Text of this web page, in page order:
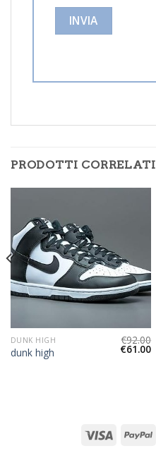
PRODOTTI CORRELATI
DUNK HIGH
dunk high
€92.00
€61.00